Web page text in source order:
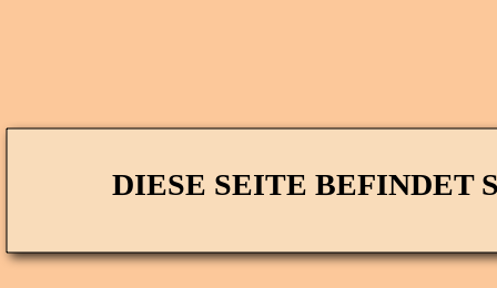
DIESE SEITE BEFINDET